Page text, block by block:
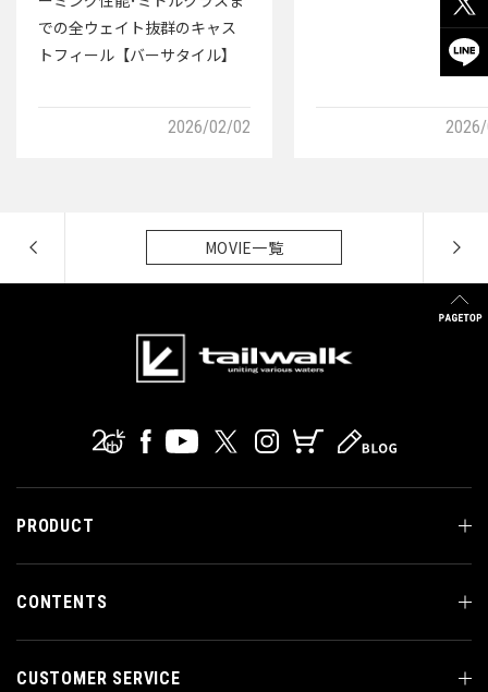
での全ウェイト抜群のキャス
トフィール【バーサタイル】
2026/02/02
MOVIE一覧
PRODUCT
CONTENTS
CUSTOMER SERVICE